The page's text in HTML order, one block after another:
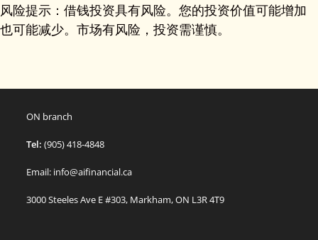
风险提示：借钱投资具有风险。您的投资价值可能增加
也可能减少。市场有风险，投资需谨慎。
ON branch
Tel:(905) 418-4848
Email: info@aifinancial.ca
3000 Steeles Ave E #303, Markham, ON L3R 4T9